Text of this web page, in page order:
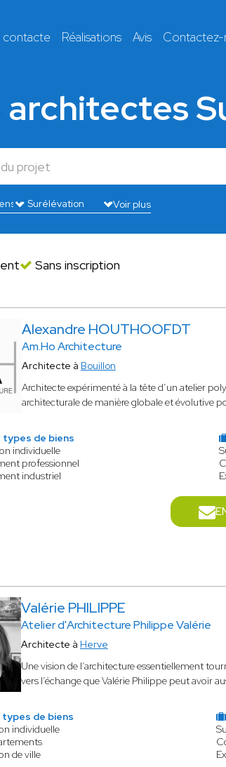
contacte Réalisations Avis Contactez-
architectes
Voir plus
Sans inscription
Alexandre HOUTHOOFDT
Am.Ho Architecture
Architecte à Bouillon
Architecte expérimenté à la tête d’un atelier
architecturale de manière globale et évolutive
types de biens
individuelle
professionnel
industriel
Valérie PHILIPPE
Atelier d'Architecture Philippe Valérie
Architecte à Herve
Une vision de l’architecture essentiellement
vers l’échange que Valérie Philippe peut avoir
types de biens
individuelle
de ville